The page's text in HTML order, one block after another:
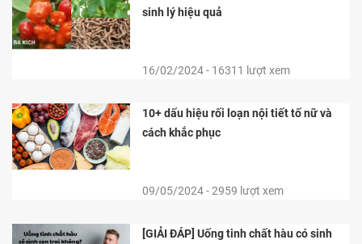
sinh lý hiệu quả
16/02/2024 - 16311 lượt xem
10+ dấu hiệu rối loạn nội tiết tố nữ và
cách khắc phục
09/05/2024 - 2959 lượt xem
[GIẢI ĐÁP] Uống tinh chất hàu có sinh